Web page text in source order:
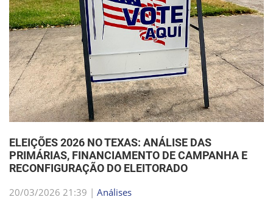
ELEIÇÕES 2026 NO TEXAS: ANÁLISE DAS
PRIMÁRIAS, FINANCIAMENTO DE CAMPANHA E
RECONFIGURAÇÃO DO ELEITORADO
20/03/2026 21:39 | Análises